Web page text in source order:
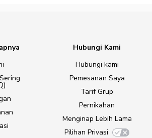
Hubungi Kami
Hubungi kami
Pemesanan Saya
Tarif Grup
Pernikahan
Menginap Lebih Lama
Pilihan Privasi